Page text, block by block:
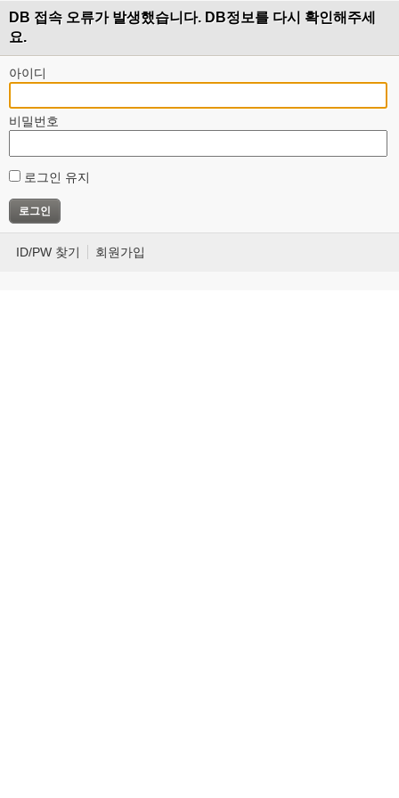
DB 접속 오류가 발생했습니다. DB정보를 다시 확인해주세
요.
아이디
비밀번호
로그인 유지
ID/PW 찾기 회원가입